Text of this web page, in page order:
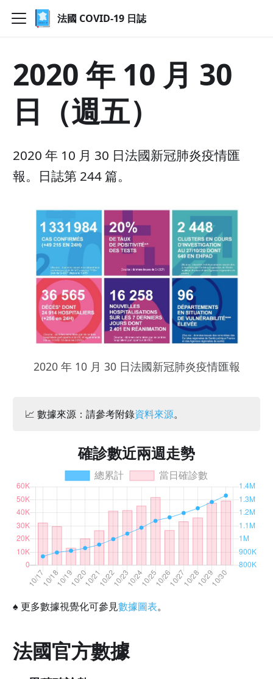
法國 COVID-19 日誌
2020 年 10 月 30
日（週五）
2020 年 10 月 30 日法國新冠肺炎疫情匯
報。日誌第 244 篇。
2020 年 10 月 30 日法國新冠肺炎疫情匯報
📈 數據來源：請參考附錄資料來源。
確診數近兩週走勢
♠ 更多數據視覺化可參見數據圖表。
法國官方數據